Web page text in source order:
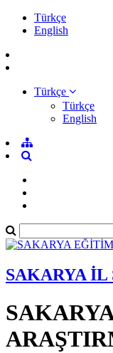
Türkçe
English
Türkçe
Türkçe
English
SAKARYA